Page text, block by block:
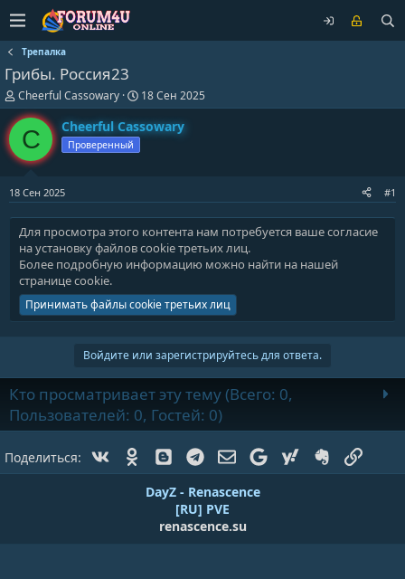
Трепалка
Грибы. Россия23
А
в
т
о
т
м
Cheerful Cassowary
Д
а
т
а
18 Сен 2025
C Cheerful Cassowary
Проверенный
18 Сен 2025 #1
Для просмотра этого контента нам потребуется ваше согласие
на установку файлов cookie третьих лиц.
Более подробную информацию можно найти на нашей
странице cookie.
Принимать файлы cookie третьих лиц
Войдите или зарегистрируйтесь для ответа.
Кто просматривает эту тему (Всего: 0,
Пользователей: 0, Гостей: 0)
Поделиться: Vk Ok BloggerTelegramЭлектронная почта
GoogleYahoo Evernote
DayZ - Renascence
[RU] PVE
renascence.su